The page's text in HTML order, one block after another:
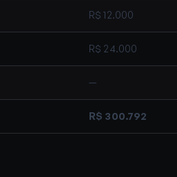
R$ 12.000
R$ 24.000
—
R$ 300.792